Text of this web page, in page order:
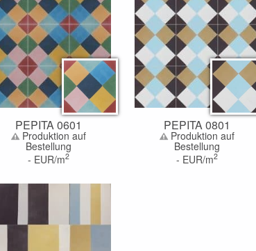
PEPITA 0601
Produktion auf
Bestellung
- EUR/m2
PEPITA 0801
Produktion auf
Bestellung
- EUR/m2